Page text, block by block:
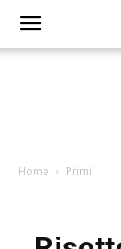
Home Primi